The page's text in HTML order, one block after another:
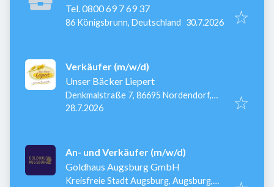
Tel. 0800 69 7 69 37
86 Königsbrunn, Deutschland Veröffentlicht:
30.7.2026
Verkäufer (m/w/d)
Unser Bäcker Liepert
Denkmalstraße 7, 86695 Nordendorf,
Deutschland
Veröffentlicht
28.7.2026
An- und Verkäufer (m/w/d)
Goldhaus Augsburg GmbH
Kreisfreie Stadt Augsburg, Augsburg,